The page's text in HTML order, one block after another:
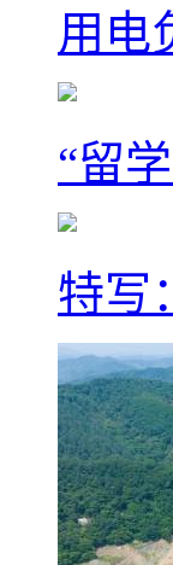
用电
“留
特写